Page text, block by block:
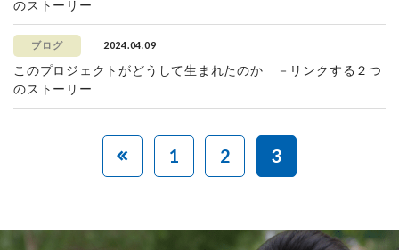
のストーリー
ブログ 2024.04.09
このプロジェクトがどうして生まれたのか －リンクする２つ
のストーリー
1 2 3